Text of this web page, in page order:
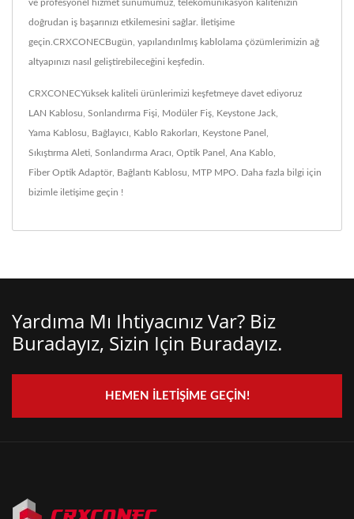
ve profesyonel hizmet sunumumuz, telekomünikasyon kalitenizin
doğrudan iş başarınızı etkilemesini sağlar. İletişime
geçin.CRXCONECBugün, yapılandırılmış kablolama çözümlerimizin ağ
altyapınızı nasıl geliştirebileceğini keşfedin.
CRXCONECYüksek kaliteli ürünlerimizi keşfetmeye davet ediyoruz
LAN Kablosu Sonlandırma Fişi Modüler Fiş Keystone Jack
Yama Kablosu Bağlayıcı Kablo Rakorları Keystone Panel
Sıkıştırma Aleti Sonlandırma Aracı Optik Panel Ana Kablo
Fiber Optik Adaptör, Bağlantı Kablosu MTP MPO . Daha fazla bilgi için
bizimle iletişime geçin !
Yardıma Mı Ihtiyacınız Var? Biz
Buradayız, Sizin Için Buradayız.
HEMEN İLETIŞIME GEÇIN!